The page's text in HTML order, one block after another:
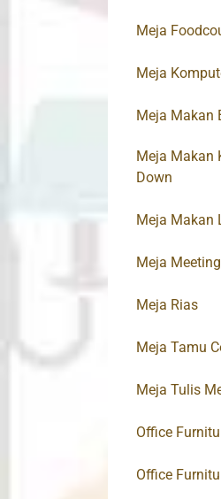
Meja
Meja
Meja Makan
Meja Makan
Down
Meja Makan
Meja
Meja Rias
Meja Tamu
Meja Tulis
Office
Office